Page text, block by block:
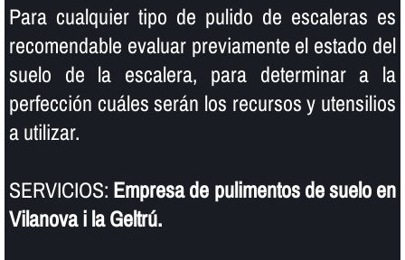
Para cualquier tipo de pulido de escaleras es
recomendable evaluar previamente el estado del
suelo de la escalera, para determinar a la
perfección cuáles serán los recursos y utensilios
a utilizar.
SERVICIOS: Empresa de pulimentos de suelo en
Vilanova i la Geltrú.